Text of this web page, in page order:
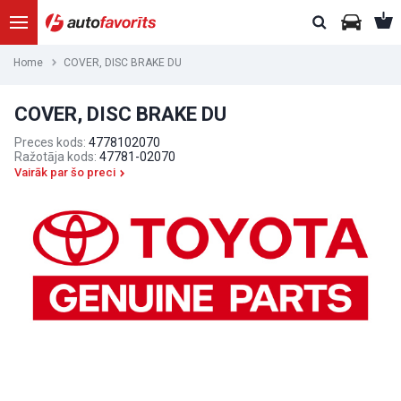
Home COVER, DISC BRAKE DU
COVER, DISC BRAKE DU
Preces kods: 4778102070
Ražotāja kods: 47781-02070
Vairāk par šo preci